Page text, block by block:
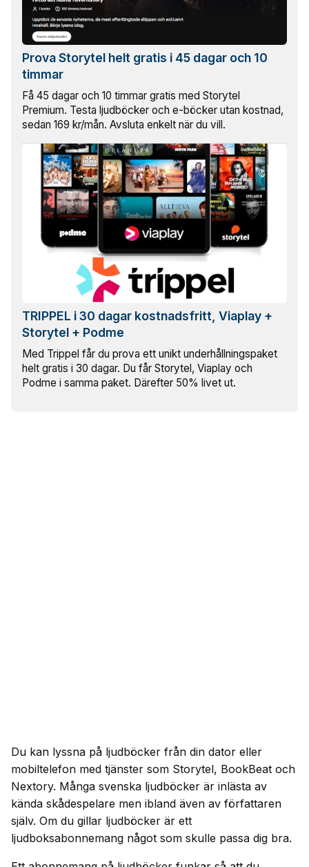
Prova Storytel helt gratis i 45 dagar och 10
timmar
Få 45 dagar och 10 timmar gratis med Storytel
Premium. Testa ljudböcker och e-böcker utan kostnad,
sedan 169 kr/mån. Avsluta enkelt när du vill.
TRIPPEL i 30 dagar kostnadsfritt, Viaplay +
Storytel + Podme
Med Trippel får du prova ett unikt underhållningspaket
helt gratis i 30 dagar. Du får Storytel, Viaplay och
Podme i samma paket. Därefter 50% livet ut.
Du kan lyssna på ljudböcker från din dator eller
mobiltelefon med tjänster som Storytel, BookBeat och
Nextory. Många svenska ljudböcker är inlästa av
kända skådespelare men ibland även av författaren
själv. Om du gillar ljudböcker är ett
ljudboksabonnemang något som skulle passa dig bra.